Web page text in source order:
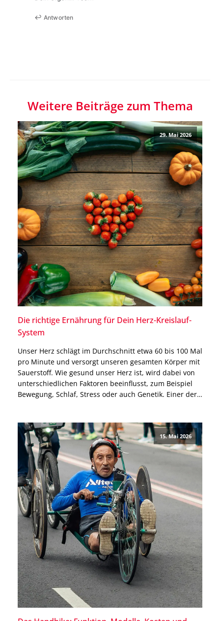
Antworten
Weitere Beiträge zum Thema
29. Mai 2026
Die richtige Ernährung für Dein Herz-Kreislauf-
System
Unser Herz schlägt im Durchschnitt etwa 60 bis 100 Mal
pro Minute und versorgt unseren gesamten Körper mit
Sauerstoff. Wie gesund unser Herz ist, wird dabei von
unterschiedlichen Faktoren beeinflusst, zum Beispiel
Bewegung, Schlaf, Stress oder auch Genetik. Einer der
richtigen […]
15. Mai 2026